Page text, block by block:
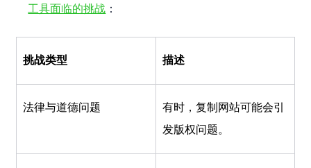
工具面临的挑战 ：
挑战类型 描述
法律与道德问题
有时，复制网站可能会引
发版权问题。